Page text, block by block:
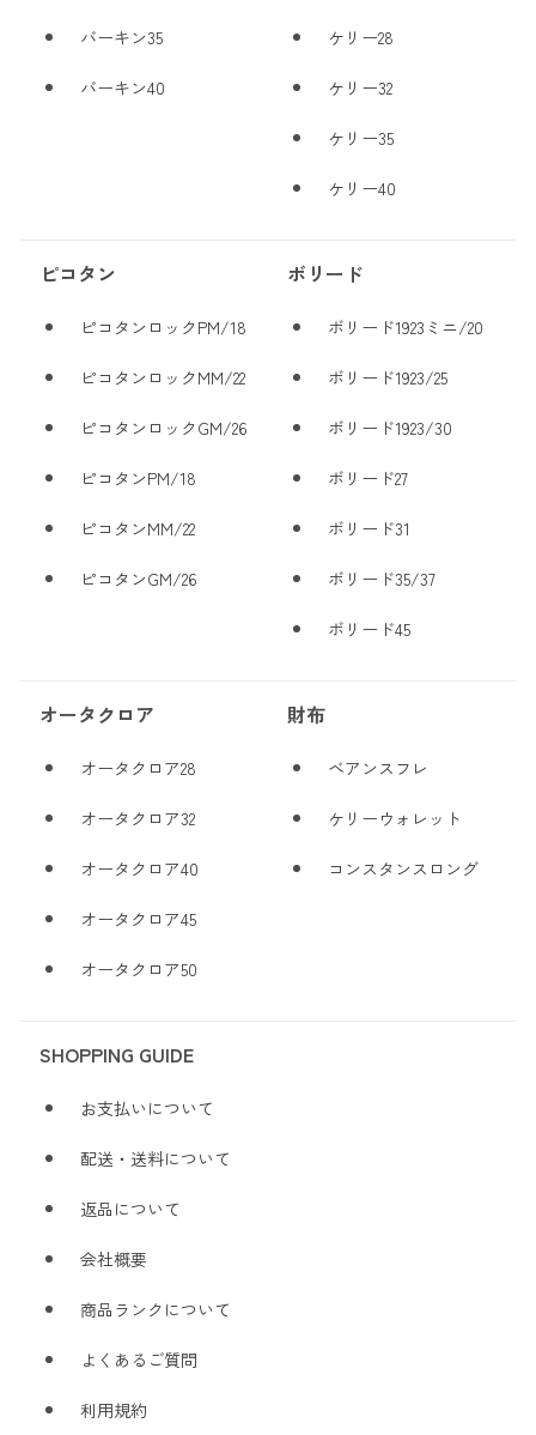
バーキン35
バーキン40
ケリー28
ケリー32
ケリー35
ケリー40
ピコタン
ピコタンロックPM/18
ピコタンロックMM/22
ピコタンロックGM/26
ピコタンPM/18
ピコタンMM/22
ピコタンGM/26
ボリード
ボリード1923ミニ/20
ボリード1923/25
ボリード1923/30
ボリード27
ボリード31
ボリード35/37
ボリード45
オータクロア
オータクロア28
オータクロア32
オータクロア40
オータクロア45
オータクロア50
財布
ベアンスフレ
ケリーウォレット
コンスタンスロング
SHOPPING GUIDE
お支払いについて
配送・送料について
返品について
会社概要
商品ランクについて
よくあるご質問
利用規約